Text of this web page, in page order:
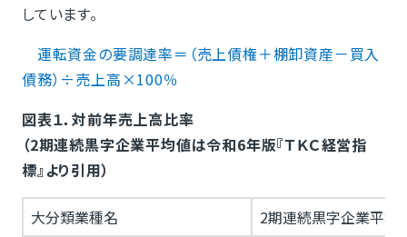
しています。
運転資金の要調達率＝（売上債権＋棚卸資産－買入
債務）÷売上高×100％
図表１．対前年売上高比率
（2期連続黒字企業平均値は令和6年版『ＴＫＣ経営指
標』より引用）
大分類業種名
2期連続黒字企業平均